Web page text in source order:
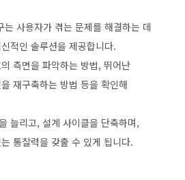
는 사용자가 겪는 문제를 해결하는 데
적인 솔루션을 제공합니다.
측면을 파악하는 방법, 뛰어난
재구축하는 방법 등을 확인해
늘리고, 설계 사이클을 단축하며,
통찰력을 갖출 수 있게 됩니다.